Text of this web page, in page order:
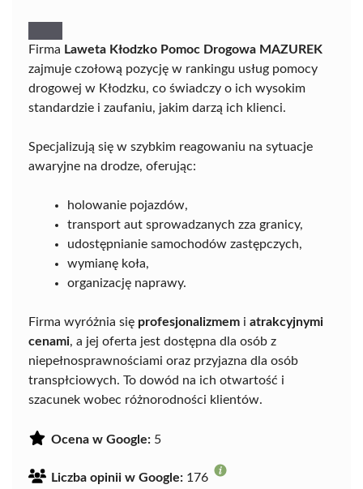
Firma Laweta Kłodzko Pomoc Drogowa MAZUREK
zajmuje czołową pozycję w rankingu usług pomocy
drogowej w Kłodzku, co świadczy o ich wysokim
standardzie i zaufaniu, jakim darzą ich klienci.
Specjalizują się w szybkim reagowaniu na sytuacje
awaryjne na drodze, oferując:
holowanie pojazdów,
transport aut sprowadzanych zza granicy,
udostępnianie samochodów zastępczych,
wymianę koła,
organizację naprawy.
Firma wyróżnia się profesjonalizmem i atrakcyjnymi
cenami, a jej oferta jest dostępna dla osób z
niepełnosprawnościami oraz przyjazna dla osób
transpłciowych. To dowód na ich otwartość i
szacunek wobec różnorodności klientów.
Ocena w Google: 5
Liczba opinii w Google: 176